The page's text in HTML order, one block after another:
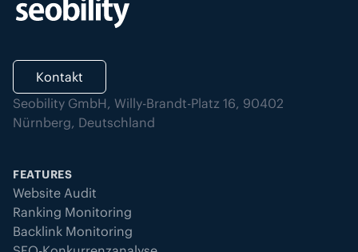
Kontakt
Seobility GmbH, Willy-Brandt-Platz 16, 90402
Nürnberg, Deutschland
FEATURES
Website Audit
Ranking Monitoring
Backlink Monitoring